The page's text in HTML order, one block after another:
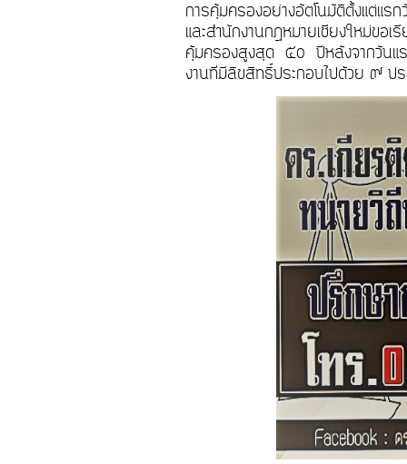
การคุ้มครองอย่างอัตโนมัติตั้งแต่แ
และสำนักงานกฎหมายเชียงใหม่ข
คุ้มครองสูงสุด ๕๐ ปีหลังจากวันแ
งานที่มีลิขสิทธิ์ประกอบไปด้วย ๙ ปร